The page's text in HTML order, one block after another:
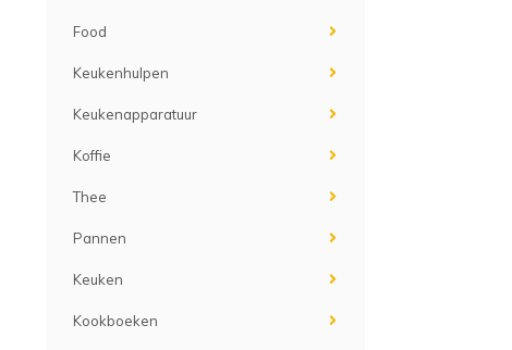
Food
Keukenhulpen
Keukenapparatuur
Koffie
Thee
Pannen
Keuken
Kookboeken